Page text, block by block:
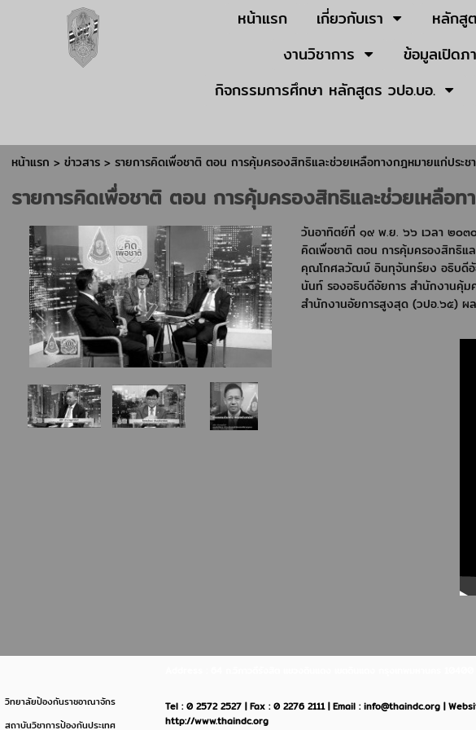
หน้าแรก เกี่ยวกับเรา หลักสู
งานวิชาการ
ข้อมูลเปิด
กิจกรรมการศึกษา หลักสูตร วปอ.บอ.
หน้าแรก > ข่าวสาร > รายการคิดเพื่อชาติ ตอน การคุ้มครองสิทธิและช่วยเหลือทางกฎหมายแก่ประช
รายการคิดเพื่อชาติ ตอน การคุ้มครองสิทธิและช่วยเหลือท
วันอาทิตย์ที่ ๑๙ พ.ย. ๖๖ เวลา ๒๐๓
คิดเพื่อชาติ ตอน การคุ้มครองสิทธิแ
คุณโกศลวัฒน์ อินทุจันทร์ยง อธิบดีอั
นันท์ รองอธิบดีอัยการ สำนักงานคุ้ม
สำนักงานอัยการสูงสุด (วปอ.๖๕) ผ
วิทยาลัยป้องกันราชอาณาจักร
สถาบันวิชาการป้องกันประเทศ
Tel : 0 2572 2527 | Fax : 0 2276 2111 | Email : info@thaindc.org |
http://www.thaindc.org